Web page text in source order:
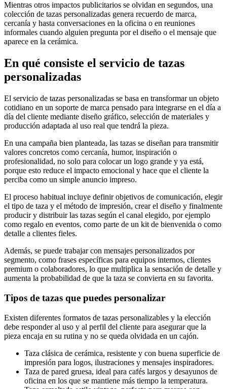
Mientras otros impactos publicitarios se olvidan en segundos, una
colección de tazas personalizadas genera recuerdo de marca,
cercanía y hasta conversaciones en la oficina o en reuniones
informales cuando alguien pregunta por el diseño o el mensaje que
aparece en la cerámica.
En qué consiste el servicio de tazas
personalizadas
El servicio de tazas personalizadas se basa en transformar un objeto
cotidiano en un soporte de marca pensado para integrarse en el día a
día del cliente mediante diseño gráfico, selección de materiales y
producción adaptada al uso real que tendrá la pieza.
En una campaña bien planteada, las tazas se diseñan para transmitir
valores concretos como cercanía, humor, inspiración o
profesionalidad, no solo para colocar un logo grande y ya está,
porque esto reduce el impacto emocional y hace que el cliente la
perciba como un simple anuncio impreso.
El proceso habitual incluye definir objetivos de comunicación, elegir
el tipo de taza y el método de impresión, crear el diseño y finalmente
producir y distribuir las tazas según el canal elegido, por ejemplo
como regalo en eventos, como parte de un kit de bienvenida o como
detalle a clientes fieles.
Además, se puede trabajar con mensajes personalizados por
segmento, como frases específicas para equipos internos, clientes
premium o colaboradores, lo que multiplica la sensación de detalle y
aumenta la probabilidad de que la taza se convierta en su favorita.
Tipos de tazas que puedes personalizar
Existen diferentes formatos de tazas personalizables y la elección
debe responder al uso y al perfil del cliente para asegurar que la
pieza encaja en su rutina y no se queda olvidada en un cajón.
Taza clásica de cerámica, resistente y con buena superficie de
impresión para logos, ilustraciones y mensajes inspiradores.
Taza de pared gruesa, ideal para cafés largos y desayunos de
oficina en los que se mantiene más tiempo la temperatura.